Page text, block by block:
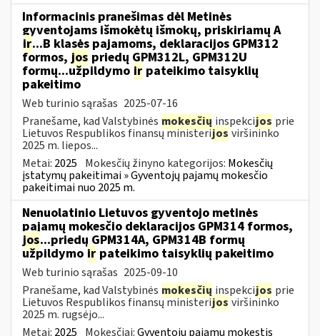
Informacinis pranešimas dėl Metinės
gyventojams išmokėtų išmokų, priskiriamų A
ir...B klasės pajamoms, deklaracijos GPM312
formos, jos priedų GPM312L, GPM312U
formų...užpildymo ir pateikimo taisyklių
pakeitimo
Web turinio sąrašas 2025-07-16
Pranešame, kad Valstybinės mokesčių inspekcijos prie
Lietuvos Respublikos finansų ministerijos viršininko
2025 m. liepos...
Metai: 2025 Mokesčių žinyno kategorijos: Mokesčių
įstatymų pakeitimai » Gyventojų pajamų mokesčio
pakeitimai nuo 2025 m.
Nenuolatinio Lietuvos gyventojo metinės
pajamų mokesčio deklaracijos GPM314 formos,
jos...priedų GPM314A, GPM314B formų
užpildymo ir pateikimo taisyklių pakeitimo
Web turinio sąrašas 2025-09-10
Pranešame, kad Valstybinės mokesčių inspekcijos prie
Lietuvos Respublikos finansų ministerijos viršininko
2025 m. rugsėjo...
Metai: 2025 Mokesčiai:Gyventojų pajamų mokestis